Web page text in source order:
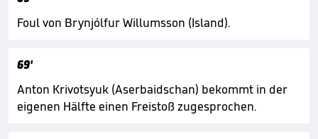
Foul von Brynjólfur Willumsson (Island).
69'
Anton Krivotsyuk (Aserbaidschan) bekommt in der
eigenen Hälfte einen Freistoß zugesprochen.